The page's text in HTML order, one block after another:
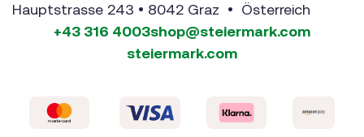
Hauptstrasse 243 • 8042 Graz • Österreich
+43 316 4003shop@steiermark.com
steiermark.com